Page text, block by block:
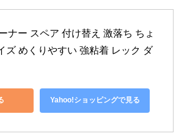
ナー スペア 付け替え 激落ち ちょ
ズ めくりやすい 強粘着 レック ダ
Yahoo!ショッピングで見る